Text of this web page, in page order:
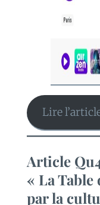
Lire
Article
« La
par la